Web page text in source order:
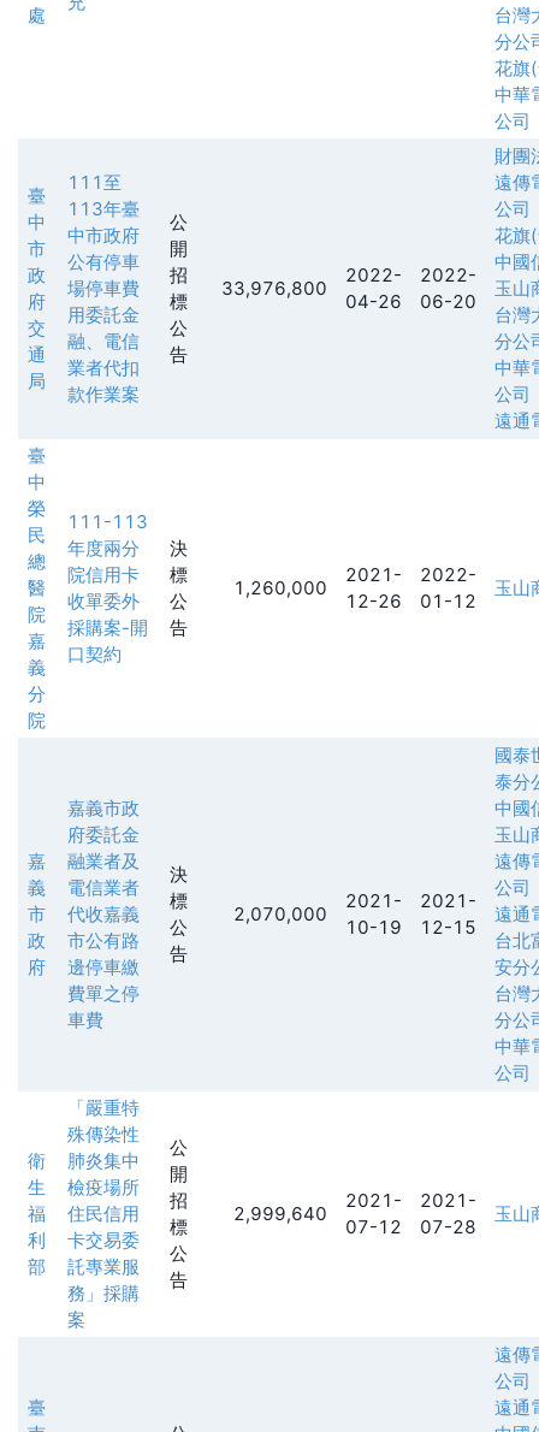
處
台灣
分公
花旗
中華
公司
臺
中
市
政
府
交
通
局
111至
113年臺
中市政府
公有停車
場停車費
用委託金
融、電信
業者代扣
款作業案
公
開
招
標
公
告
33,976,800
2022-
04-26
2022-
06-20
財團
遠傳
公司
花旗
中國
玉山
台灣
分公
中華
公司
遠通
臺
中
榮
民
總
醫
院
嘉
義
分
院
111-113
年度兩分
院信用卡
收單委外
採購案-開
口契約
決
標
公
告
1,260,000
2021-
12-26
2022-
01-12
玉山
嘉
義
市
政
府
嘉義市政
府委託金
融業者及
電信業者
代收嘉義
市公有路
邊停車繳
費單之停
車費
決
標
公
告
2,070,000
2021-
10-19
2021-
12-15
國泰
泰分
中國
玉山
遠傳
公司
遠通
台北
安分
台灣
分公
中華
公司
衛
生
福
利
部
「嚴重特
殊傳染性
肺炎集中
檢疫場所
住民信用
卡交易委
託專業服
務」採購
案
公
開
招
標
公
告
2,999,640
2021-
07-12
2021-
07-28
玉山
臺
遠傳
公司
遠通